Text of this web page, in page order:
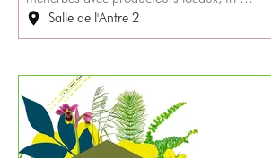
Salle de l'Antre 2